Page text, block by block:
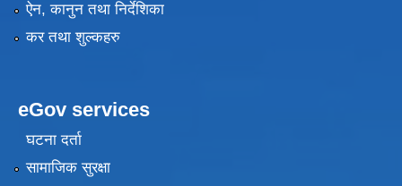
ऐन, कानुन तथा निर्देशिका
कर तथा शुल्कहरु
eGov services
घटना दर्ता
सामाजिक सुरक्षा